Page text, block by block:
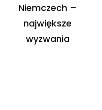
Niemczech –
największe
wyzwania